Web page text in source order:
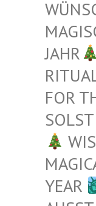
JAHR
FOR
YEAR